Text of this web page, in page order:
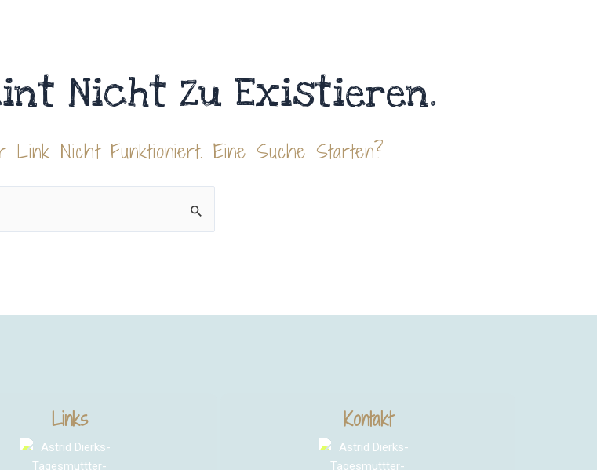
Nicht Zu Existieren.
Nicht Funktioniert. Eine Suche Starten?
Links Kontakt